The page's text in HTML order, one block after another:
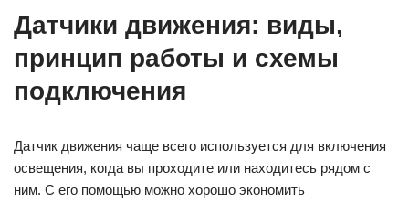
Датчики движения: виды,
принцип работы и схемы
подключения
Датчик движения чаще всего используется для включения
освещения, когда вы проходите или находитесь рядом с
ним. С его помощью можно хорошо экономить